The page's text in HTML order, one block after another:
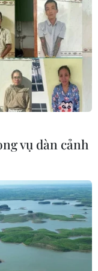
Hợp tác nghị
Nam-Thái Lan
cạnh tranh”
vụ dàn cảnh